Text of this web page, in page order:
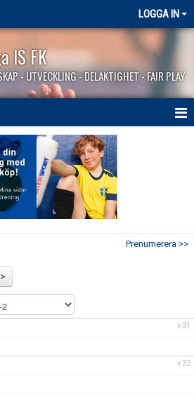
LOGGA IN
IS FK
- UTVECKLING - DELAKTIGHET - FAIR PLAY
Prenumerera >>
v.31
v.32